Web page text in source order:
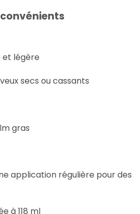
et légère
secs ou cassants
gras
application régulière pour des
à 118 ml